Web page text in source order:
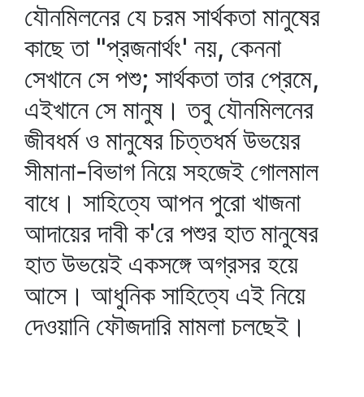
যৌনমিলনের যে চরম সার্থকতা মানুষের
কাছে তা "প্রজনার্থং' নয়, কেননা
সেখানে সে পশু; সার্থকতা তার প্রেমে,
এইখানে সে মানুষ। তবু যৌনমিলনের
জীবধর্ম ও মানুষের চিত্তধর্ম উভয়ের
সীমানা-বিভাগ নিয়ে সহজেই গোলমাল
বাধে। সাহিত্যে আপন পুরো খাজনা
আদায়ের দাবী ক'রে পশুর হাত মানুষের
হাত উভয়েই একসঙ্গে অগ্রসর হয়ে
আসে। আধুনিক সাহিত্যে এই নিয়ে
দেওয়ানি ফৌজদারি মামলা চলছেই।